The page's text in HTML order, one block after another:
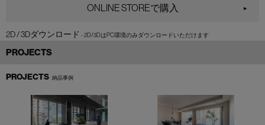
ONLINE STOREで購入
2D / 3Dダウンロード
PROJECTS
PROJECTS 納品事例